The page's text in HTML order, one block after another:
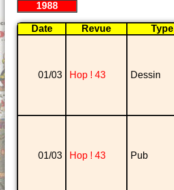
1988
Date Revue Type
01/03 Hop ! 43 Dessin
01/03 Hop ! 43 Pub